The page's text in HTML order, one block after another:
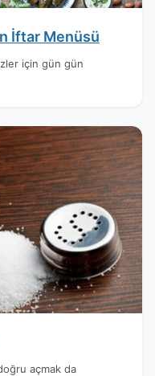
İftar Menüsü
için gün gün
açmak da